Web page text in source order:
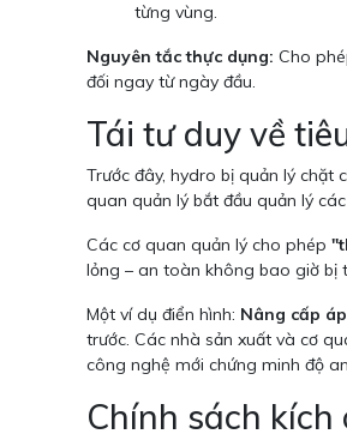
từng vùng.
Nguyên tắc thực dụng: Cho
đối ngay từ ngày đầu.
Tái tư duy về
Trước đây, hydro bị quản lý chặt
quan quản lý bắt đầu quản lý
Các cơ quan quản lý cho phép
lỏng – an toàn không bao giờ bị
Một ví dụ điển hình: Nâng cấp
trước. Các nhà sản xuất và cơ
công nghệ mới chứng minh độ
Chính sách kích